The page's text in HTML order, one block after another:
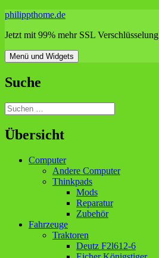
Zum
springen
philippthome.de
Jetzt mit 99% mehr SSL Verschlüsselung
Menü und Widgets
Suche
Suchen
nach:
Übersicht
Computer
Andere Computer
Thinkpads
Mods
Reparatur
Zubehör
Fahrzeuge
Traktoren
Deutz F2l612-6